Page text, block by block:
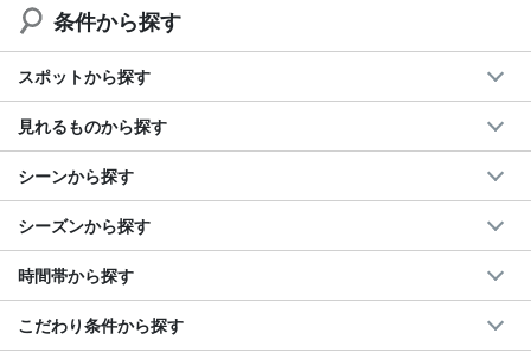
条件から探す
スポットから探す
見れるものから探す
シーンから探す
シーズンから探す
時間帯から探す
こだわり条件から探す